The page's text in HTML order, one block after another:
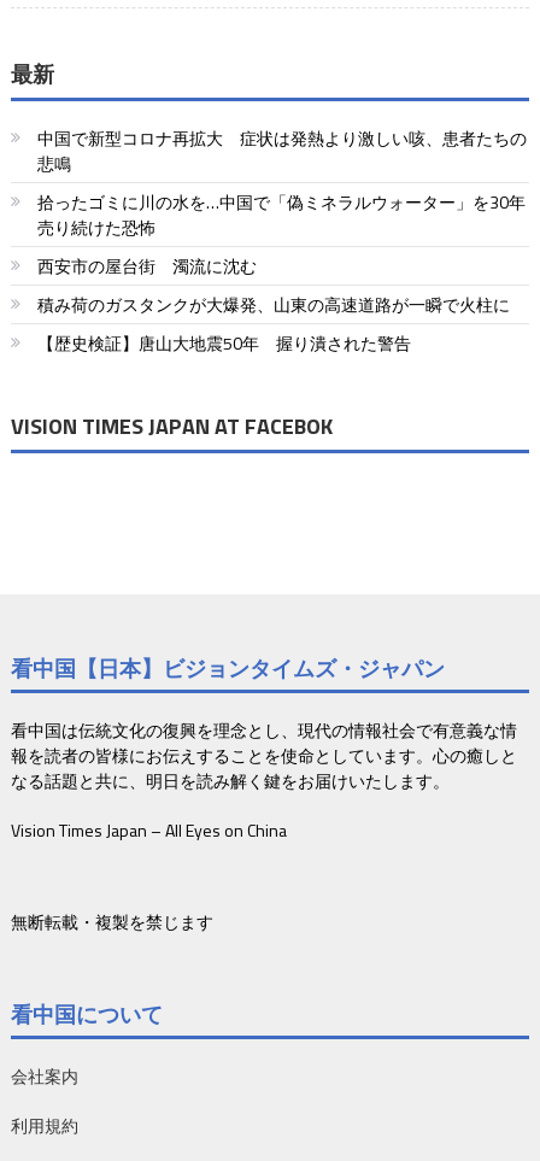
最新
中国で新型コロナ再拡大 症状は発熱より激しい咳、患者たちの
悲鳴
拾ったゴミに川の水を…中国で「偽ミネラルウォーター」を30年
売り続けた恐怖
西安市の屋台街 濁流に沈む
積み荷のガスタンクが大爆発、山東の高速道路が一瞬で火柱に
【歴史検証】唐山大地震50年 握り潰された警告
VISION TIMES JAPAN AT FACEBOK
看中国【日本】ビジョンタイムズ・ジャパン
看中国は伝統文化の復興を理念とし、現代の情報社会で有意義な情
報を読者の皆様にお伝えすることを使命としています。心の癒しと
なる話題と共に、明日を読み解く鍵をお届けいたします。
Vision Times Japan – All Eyes on China
無断転載・複製を禁じます
看中国について
会社案内
利用規約